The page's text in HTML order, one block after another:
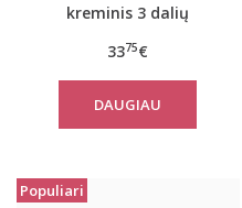
kreminis 3 dalių
3375€
DAUGIAU
Populiari